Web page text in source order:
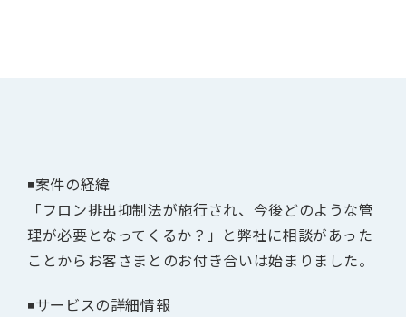
◾️案件の経緯
「フロン排出抑制法が施行され、今後どのような管
理が必要となってくるか？」と弊社に相談があった
ことからお客さまとのお付き合いは始まりました。
◾️サービスの詳細情報